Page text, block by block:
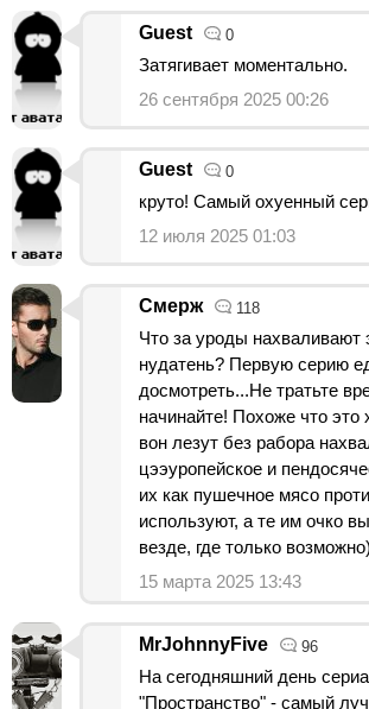
Guest 0
Затягивает моментально.
26 сентября 2025 00:26
Guest 0
круто! Самый охуенный
12 июля 2025 01:03
Смерж 118
Что за уроды нахваливают
нудатень? Первую серию
досмотреть...Не тратьте
начинайте! Похоже что
вон лезут без рабора
цээуропейское и
их как пушечное мясо
используют, а те им очко
везде, где только
15 марта 2025 13:43
MrJohnnyFive 96
На сегодняшний день
"Пространство" - самый